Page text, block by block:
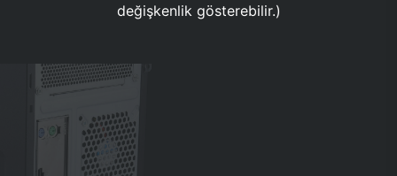
değişkenlik gösterebilir.)